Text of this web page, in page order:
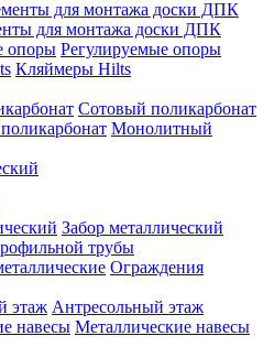
для монтажа доски ДПК
Регулируемые опоры
Кляймеры Hilts
Сотовый поликарбонат
Монолитный
Забор металлический
трубы
Ограждения
Антресольный этаж
Металлические навесы